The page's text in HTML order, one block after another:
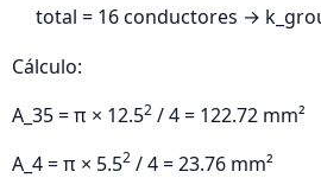
total = 16 conductores →
Cálculo:
A_35 = π × 12.52 / 4 = 122.72 mm²
A_4 = π × 5.52 / 4 = 23.76 mm²